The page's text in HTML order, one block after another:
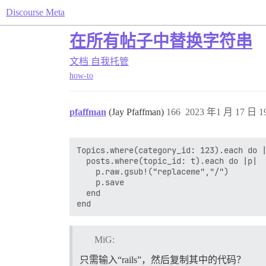
Discourse Meta
在所有帖子中替换字符串
文档 自我托管
how-to
pfaffman (Jay Pfaffman) 2023 年1 月 17 日
166
Topics.where(category_id: 123).each do
  posts.where(topic_id: t).each do |p|
    p.raw.gsub!("replaceme","/")
    p.save
  end
MiG:
只需输入“rails”，然后复制其中的代码？